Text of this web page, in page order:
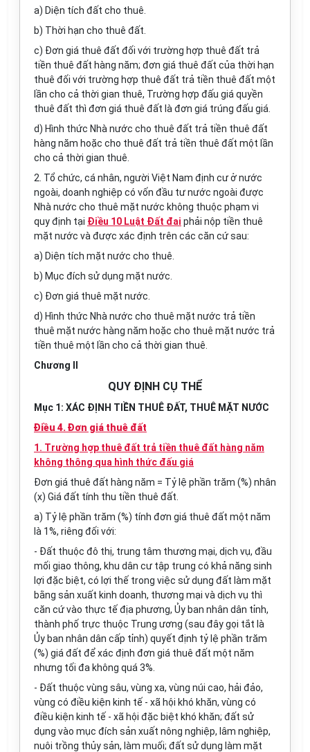
a) Diện tích đất cho thuê.
b) Thời hạn cho thuê đất.
c) Đơn giá thuê đất đối với trường hợp thuê đất trả
tiền thuê đất hàng năm; đơn giá thuê đất của thời hạn
thuê đối với trường hợp thuê đất trả tiền thuê đất một
lần cho cả thời gian thuê, Trường hợp đấu giá quyền
thuê đất thì đơn giá thuê đất là đơn giá trúng đấu giá.
d) Hình thức Nhà nước cho thuê đất trả tiền thuê đất
hàng năm hoặc cho thuê đất trả tiền thuê đất một lần
cho cả thời gian thuê.
2. Tổ chức, cá nhân, người Việt Nam định cư ở nước
ngoài, doanh nghiệp có vốn đầu tư nước ngoài được
Nhà nước cho thuê mặt nước không thuộc phạm vi
quy định tại Điều 10 Luật Đất đai phải nộp tiền thuê
mặt nước và được xác định trên các căn cứ sau:
a) Diện tích mặt nước cho thuê.
b) Mục đích sử dụng mặt nước.
c) Đơn giá thuê mặt nước.
d) Hình thức Nhà nước cho thuê mặt nước trả tiền
thuê mặt nước hàng năm hoặc cho thuê mặt nước trả
tiền thuê một lần cho cả thời gian thuê.
Chương II
QUY ĐỊNH CỤ THỂ
Mục 1: XÁC ĐỊNH TIỀN THUÊ ĐẤT, THUÊ MẶT NƯỚC
Điều 4. Đơn giá thuê đất
1. Trường hợp thuê đất trả tiền thuê đất hàng năm
không thông qua hình thức đấu giá
Đơn giá thuê đất hàng năm = Tỷ lệ phần trăm (%) nhân
(x) Giá đất tính thu tiền thuê đất.
a) Tỷ lệ phần trăm (%) tính đơn giá thuê đất một năm
là 1%, riêng đối với:
- Đất thuộc đô thị, trung tâm thương mại, dịch vụ, đầu
mối giao thông, khu dân cư tập trung có khả năng sinh
lợi đặc biệt, có lợi thế trong việc sử dụng đất làm mặt
bằng sản xuất kinh doanh, thương mại và dịch vụ thì
căn cứ vào thực tế địa phương, Ủy ban nhân dân tỉnh,
thành phố trực thuộc Trung ương (sau đây gọi tắt là
Ủy ban nhân dân cấp tỉnh) quyết định tỷ lệ phần trăm
(%) giá đất để xác định đơn giá thuê đất một năm
nhưng tối đa không quá 3%.
- Đất thuộc vùng sâu, vùng xa, vùng núi cao, hải đảo,
vùng có điều kiện kinh tế - xã hội khó khăn, vùng có
điều kiện kinh tế - xã hội đặc biệt khó khăn; đất sử
dụng vào mục đích sản xuất nông nghiệp, lâm nghiệp,
nuôi trồng thủy sản, làm muối; đất sử dụng làm mặt